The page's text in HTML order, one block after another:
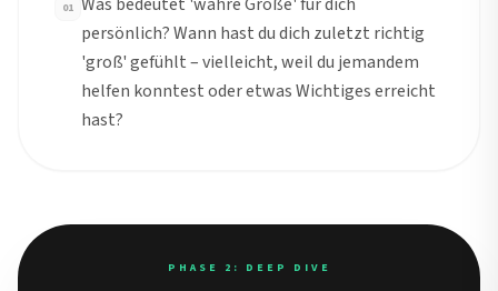
01
persönlich? Wann hast du dich zuletzt richtig
'groß' gefühlt – vielleicht, weil du jemandem
helfen konntest oder etwas Wichtiges erreicht
hast?
PHASE 2: DEEP DIVE